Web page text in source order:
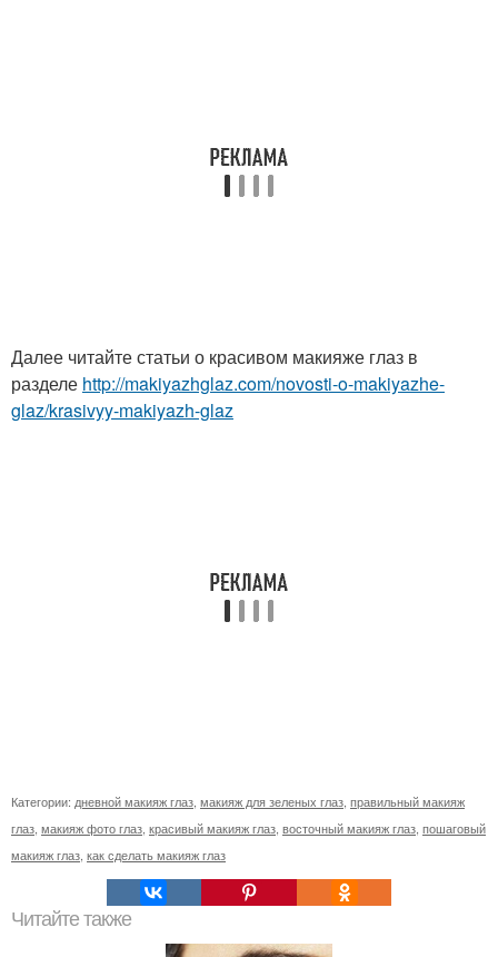
Далее читайте статьи о красивом макияже глаз в
разделе http://makiyazhglaz.com/novosti-o-makiyazhe-
glaz/krasivyy-makiyazh-glaz
Категории: дневной макияж глаз макияж для зеленых глаз правильный макияж
глаз макияж фото глаз красивый макияж глаз восточный макияж глаз пошаговый
макияж глаз как сделать макияж глаз
Читайте также